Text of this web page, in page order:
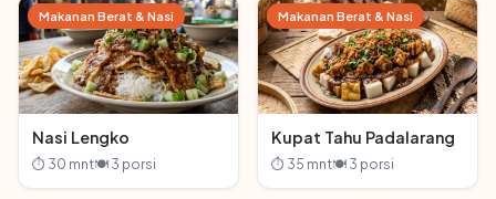
Makanan Berat & Nasi
Nasi Lengko
⏱ 30 mnt🍽 3 porsi
Makanan Berat & Nasi
Kupat Tahu Padalarang
⏱ 35 mnt🍽 3 porsi